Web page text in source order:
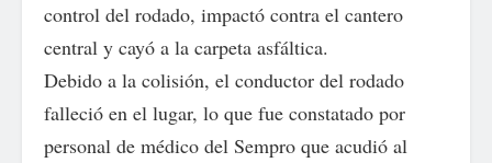
control del rodado, impactó contra el cantero
central y cayó a la carpeta asfáltica.
Debido a la colisión, el conductor del rodado
falleció en el lugar, lo que fue constatado por
personal de médico del Sempro que acudió al